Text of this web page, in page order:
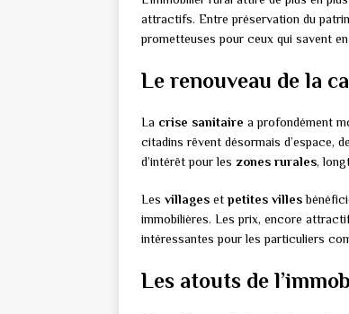
attractifs. Entre préservation du
prometteuses pour ceux qui savent
Le renouveau de la
La crise sanitaire a profondément
citadins rêvent désormais d’espace,
d’intérêt pour les zones rurales,
Les villages et petites villes
immobilières. Les prix, encore
intéressantes pour les particuliers
Les atouts de